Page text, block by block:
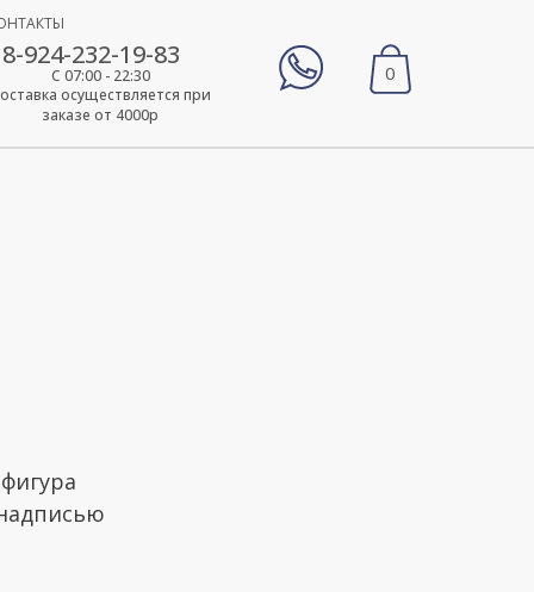
8-924-232-19-83
осуществляется при
заказе от 4000р
С 07:00 - 22:30 0